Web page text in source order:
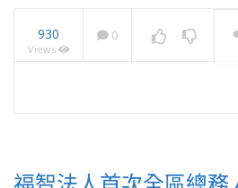
930
Views
0